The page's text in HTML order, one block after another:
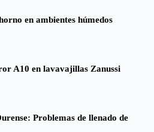
en ambientes húmedos
A10 en lavavajillas Zanussi
Problemas de llenado de